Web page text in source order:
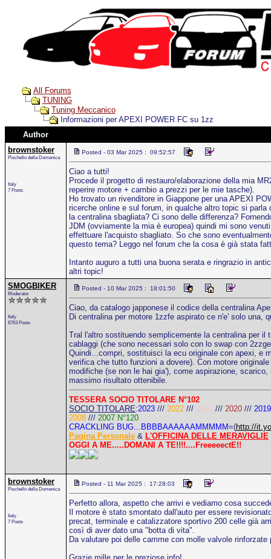
All Forums
TUNING
Tuning Meccanico
Informazioni per APEXI POWER FC su 1zz
Author
brownstoker
Pischello della Domenica
Italy
7 Posts
Posted - 03 Mar 2025 : 09:52:57
Ciao a tutti!
Procede il progetto di restauro/elaborazione della mia
reperire motore + cambio a prezzi per le mie tasche).
Ho trovato un rivenditore in Giappone per una APEXI
ricerche online e sul forum, in qualche altro topic si
la centralina sbagliata? Ci sono delle differenza?
JDM (ovviamente la mia è europea) quindi mi sono
effettuare l'acquisto sbagliato. So che sono
questo tema? Leggo nel forum che la cosa è già stata
Intanto auguro a tutti una buona serata e ringrazio in
altri topic!
SMOGBIKER
Moderator
Italy
6763 Posts
Posted - 10 Mar 2025 : 18:01:50
Ciao, da catalogo japponese il codice della centralina
Di centralina per motore 1zzfe aspirato ce n'e' solo una,
Tral l'altro sostituendo semplicemente la centralina per il
cablaggi (che sono necessari solo con lo swap con
Quindi...compri, sostituisci la ecu originale con apexi, e
verifica che tutto funzioni a dovere). Con motore
modifiche (se non le hai gia'), come aspirazione,
massimo risultato ottenibile.
TESSERA SOCIO TITOLARE N°102
SOCIO TITOLARE:2023 /// 2022 /// 2021 /// 2020 /// 2019
2008 /// 2007 N°120
CRACKLING BUG...BBBBAAAAAAMMMMM=(http://
Pagina Personale & L'OFFICINA DELLE MERAVIGLIE
OGGI A ME.....DOMANI A TE!!!!....FreeeeectE!!
brownstoker
Pischello della Domenica
Italy
7 Posts
Posted - 11 Mar 2025 : 17:28:03
Perfetto allora, aspetto che arrivi e vediamo cosa
Il motore è stato smontato dall'auto per essere
precat, terminale e catalizzatore sportivo 200 celle già
così di aver dato una "botta di vita".
Da valutare poi delle camme con molle valvole